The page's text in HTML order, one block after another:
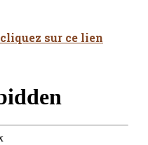
cliquez sur ce lien